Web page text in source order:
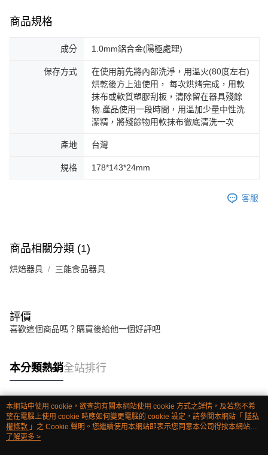
商品規格
成分 1.0mm鋁合金(陽極處理)
保存方式
在使用前先將內部洗淨，用溫火(80度左右)
烘乾後方上油使用， 每次烘烤完成，用軟
抹布或軟質塑膠刮板，清除留在器具殘餘
物.產品使用一段時間，用溫加少量中性洗
潔精，將殘餘物用軟抹布徹底清洗一次
產地 台灣
規格 178*143*24mm
客服
商品相關分類 (1)
烘焙器具 三能食品器具
評價
喜歡這個商品嗎？購買後給他一個好評吧
本分類熱銷全站排行
熱門標籤
本網站中使用 cookie，欲查詢有關本網站使用 cookie 方式之詳情，及若您不希
望在電腦上使用 cookie 時應如何變更電腦的 cookie 設定，請參閱本網站「 隱私
權條款 」之 Cookie 聲明。您繼續使用本網站即表示您同意本公司得按本網站使
用條款之 Cookie 聲明使用 cookie。
了解更多 >